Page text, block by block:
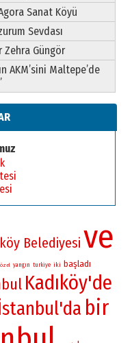
Sanat Köyü
Sevdası
Zehra Güngör
AKM’sini Maltepe’de
Belediyesi ve
özel yangın turkiye iki başladı
Kadıköy'de
bir